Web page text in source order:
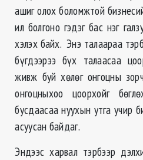
ашиг олох боломжтой
ил болгоно гэдэг бас нэг
хэлэх байх. Энэ талаараа
бүгдээрээ бүх талаасаа
живж буй хөлөг онгоцны
онгоцныхоо цоорхойг
бусдаасаа нуухын утга учир
асуусан байдаг.
Эндээс харвал тэрбээр